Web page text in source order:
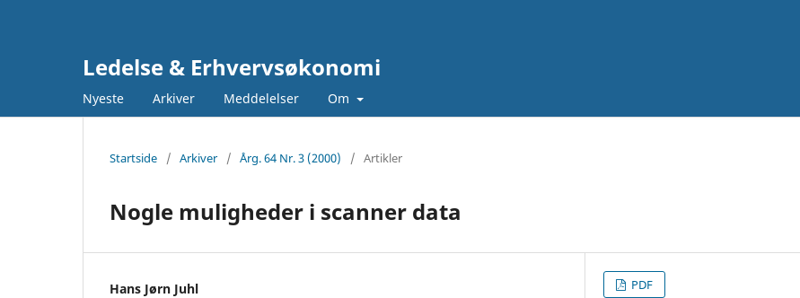
Ledelse & Erhvervsøkonomi
Nyeste Arkiver Meddelelser Om
Startside / Arkiver / Årg. 64 Nr. 3 (2000) / Artikler
Nogle muligheder i scanner data
Hans Jørn Juhl PDF